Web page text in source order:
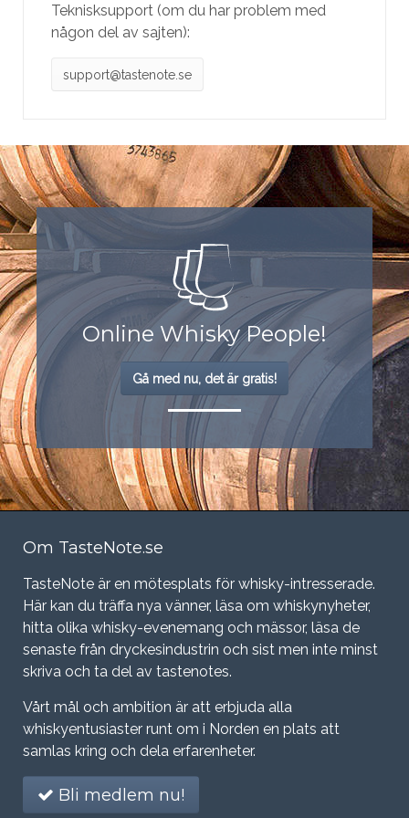
Teknisksupport (om du har problem med
någon del av sajten):
support@tastenote.se
Online Whisky People!
Gå med nu, det är gratis!
Om TasteNote.se
TasteNote är en mötesplats för whisky-intresserade.
Här kan du träffa nya vänner, läsa om whiskynyheter,
hitta olika whisky-evenemang och mässor, läsa de
senaste från dryckesindustrin och sist men inte minst
skriva och ta del av tastenotes.
Vårt mål och ambition är att erbjuda alla
whiskyentusiaster runt om i Norden en plats att
samlas kring och dela erfarenheter.
Bli medlem nu!